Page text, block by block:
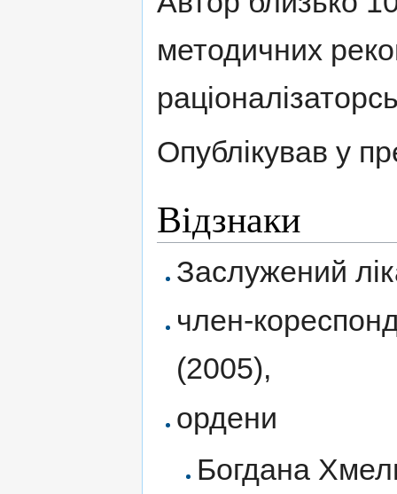
методичних
Опублікував у
Відзнаки
Заслужений
член-
(2005),
ордени
Богдана